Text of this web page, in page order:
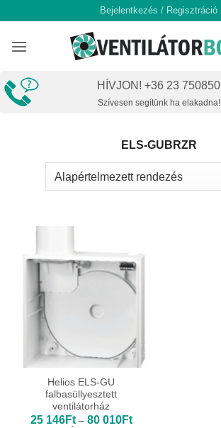
content
Bejelentkezés / Regisztráció
HÍVJON! +36 23 750850
Szívesen segítünk ha elakadna!
ELS-GUBRZR
Helios ELS-GU
falbasüllyesztett
ventilátorház
25 146Ft – 80 010FtÁrtartomány: